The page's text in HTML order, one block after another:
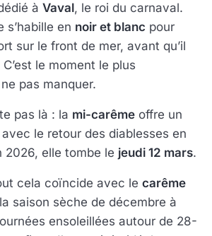
à Vaval, le roi du carnaval.
s’habille en noir et blanc pour
sur le front de mer, avant qu’il
le moment le plus
pas manquer.
pas là : la mi-carême offre un
le retour des diablesses en
2026, elle tombe le jeudi 12 mars.
cela coïncide avec le carême
saison sèche de décembre à
ensoleillées autour de 28-